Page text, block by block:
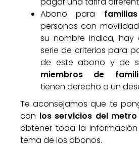
Abono para
personas con
su nombre indica, hay
serie de criterios para
de este abono y de
miembros de
tienen derecho a un
Te aconsejamos que te
con los servicios del
obtener toda la
tema de los abonos.